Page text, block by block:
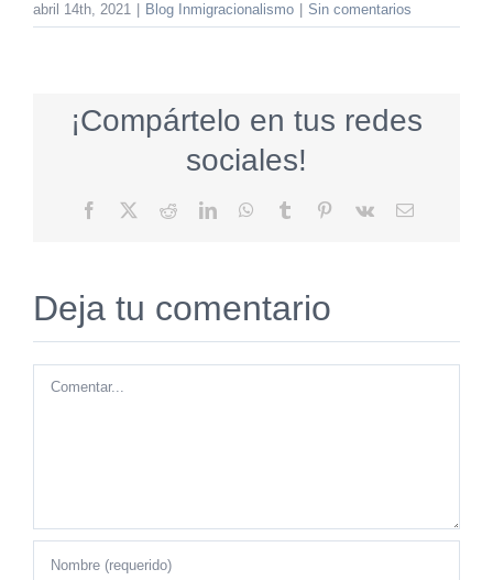
abril 14th, 2021 Blog Inmigracionalismo Sin comentarios
¡Compártelo en tus redes
sociales!
Facebook RedditLinkedInWhatsApp
Tumblr Pinterest
Vk
Correo
Deja tu comentario
Comentar